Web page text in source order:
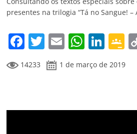
o
presentes na trilogia “Tá no Sangue! –
F
a
c
b
T
w
itt
E
m
ai
W
at
A
Li
n
k
dI
G
o
o
e
14233 1 de março de 2019